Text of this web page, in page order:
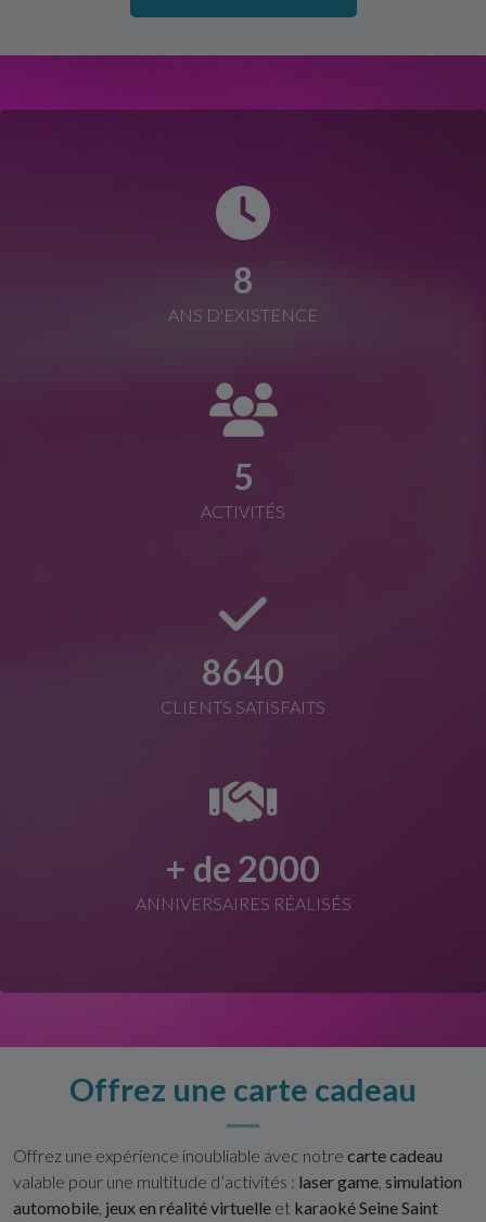
8
ANS D'EXISTENCE
5
ACTIVITÉS
8640
CLIENTS SATISFAITS
+ de 2000
ANNIVERSAIRES RÉALISÉS
Offrez une carte cadeau
Offrez une expérience inoubliable avec notre carte cadeau
valable pour une multitude d’activités : laser game, simulation
automobile, jeux en réalité virtuelle et karaoké Seine Saint